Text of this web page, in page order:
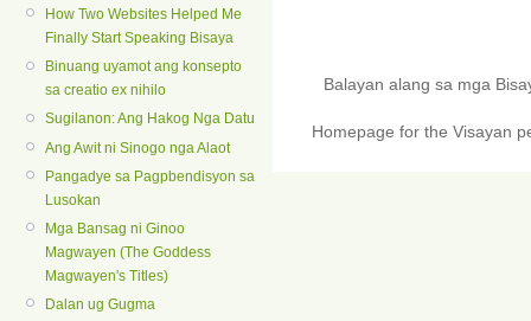
How Two Websites Helped Me
Finally Start Speaking Bisaya
Binuang uyamot ang konsepto
sa creatio ex nihilo
Sugilanon: Ang Hakog Nga Datu
Ang Awit ni Sinogo nga Alaot
Pangadye sa Pagpbendisyon sa
Lusokan
Mga Bansag ni Ginoo
Magwayen (The Goddess
Magwayen's Titles)
Dalan ug Gugma
Balayan alang sa mga
Homepage for the Visayan